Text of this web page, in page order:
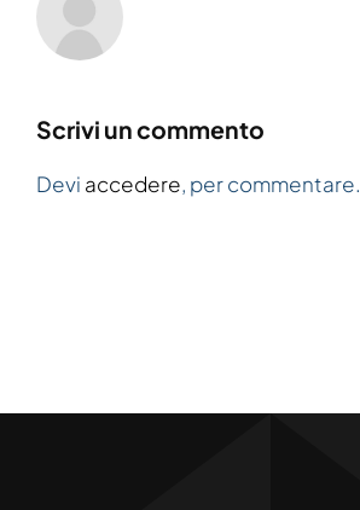
Scrivi un commento
Devi accedere, per commentare.